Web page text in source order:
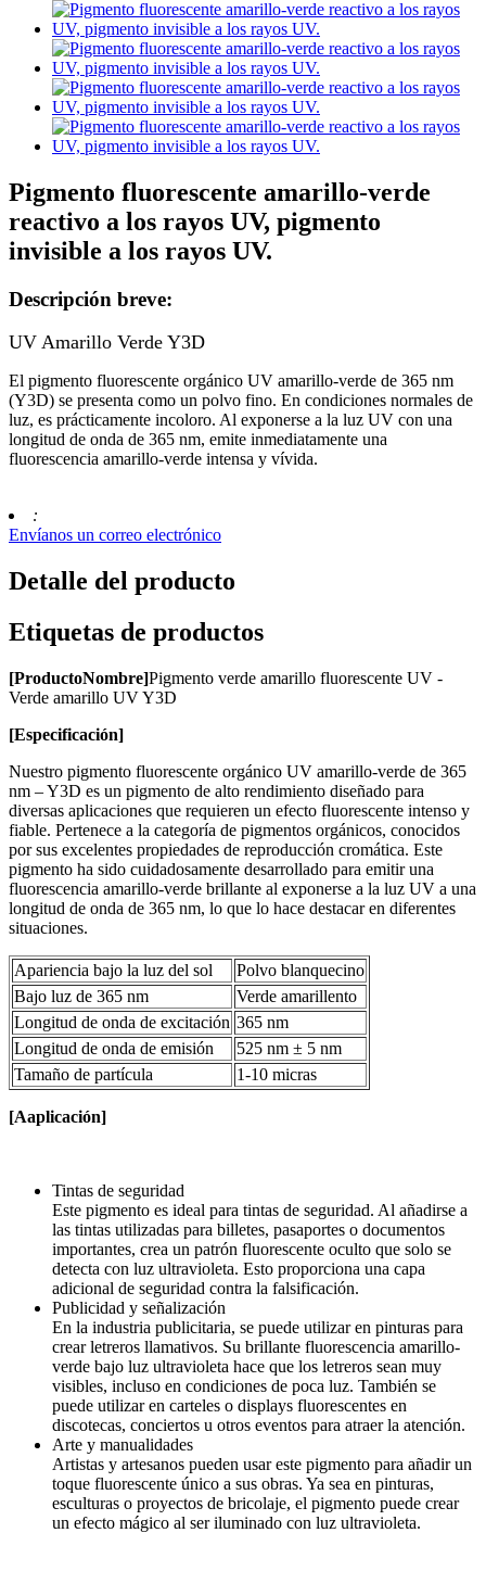
Pigmento fluorescente amarillo-verde
reactivo a los rayos UV, pigmento
invisible a los rayos UV.
Descripción breve:
UV Amarillo Verde Y3D
El pigmento fluorescente orgánico UV amarillo-verde de 365 nm
(Y3D) se presenta como un polvo fino. En condiciones normales de
luz, es prácticamente incoloro. Al exponerse a la luz UV con una
longitud de onda de 365 nm, emite inmediatamente una
fluorescencia amarillo-verde intensa y vívida.
:
Envíanos un correo electrónico
Detalle del producto
Etiquetas de productos
[ProductoNombre]Pigmento verde amarillo fluorescente UV -
Verde amarillo UV Y3D
[Especificación]
Nuestro pigmento fluorescente orgánico UV amarillo-verde de 365
nm – Y3D es un pigmento de alto rendimiento diseñado para
diversas aplicaciones que requieren un efecto fluorescente intenso y
fiable. Pertenece a la categoría de pigmentos orgánicos, conocidos
por sus excelentes propiedades de reproducción cromática. Este
pigmento ha sido cuidadosamente desarrollado para emitir una
fluorescencia amarillo-verde brillante al exponerse a la luz UV a una
longitud de onda de 365 nm, lo que lo hace destacar en diferentes
situaciones.
Apariencia bajo la luz del sol
Polvo blanquecino
Bajo luz de 365 nm
Verde amarillento
Longitud de onda de excitación 365 nm
Longitud de onda de emisión
525 nm ± 5 nm
Tamaño de partícula
1-10 micras
[Aaplicación]
Tintas de seguridad
Este pigmento es ideal para tintas de seguridad. Al añadirse a
las tintas utilizadas para billetes, pasaportes o documentos
importantes, crea un patrón fluorescente oculto que solo se
detecta con luz ultravioleta. Esto proporciona una capa
adicional de seguridad contra la falsificación.
Publicidad y señalización
En la industria publicitaria, se puede utilizar en pinturas para
crear letreros llamativos. Su brillante fluorescencia amarillo-
verde bajo luz ultravioleta hace que los letreros sean muy
visibles, incluso en condiciones de poca luz. También se
puede utilizar en carteles o displays fluorescentes en
discotecas, conciertos u otros eventos para atraer la atención.
Arte y manualidades
Artistas y artesanos pueden usar este pigmento para añadir un
toque fluorescente único a sus obras. Ya sea en pinturas,
esculturas o proyectos de bricolaje, el pigmento puede crear
un efecto mágico al ser iluminado con luz ultravioleta.